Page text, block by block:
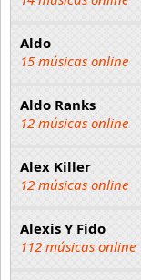
Aldo
15 músicas online
Aldo Ranks
12 músicas online
Alex Killer
12 músicas online
Alexis Y Fido
112 músicas online